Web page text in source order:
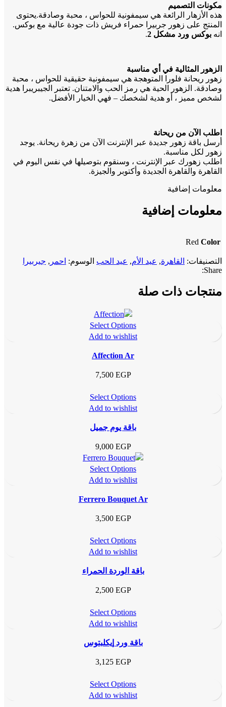
مكونات التصميم
هذه الأزهار الرائعة هي سيمفونية للحواس ، محبة وصادقة.يحتوى
المنتج على زهور جربيرا حمراء فريش ذات جودة عالية مع بوكس.
انه بوكس ورد مشكل 2 .
الزهور المثالية في أي مناسبة
زهور ريحانة فلورا المتوهجة هي سيمفونية حقيقية للحواس ، محبة
وصادقة. الزهور الحية هي رمز الحب والامتنان. تعتبر الجيبريبرا هدية
لشخص مميز ، أو هدية لشخصك – فهي الخيار الأفضل.
اطلب الآن من ريحانة
أرسل باقة زهور جديدة عبر الإنترنت الآن من زهرة ريحانة. يوجد
زهور لكل مناسبة.
اطلب زهورك عبر الإنترنت ، وسنقوم بتوصيلها في نفس اليوم في
القاهرة والقاهرة الجديدة وأكتوبر والجيزة.
معلومات إضافية
معلومات إضافية
Color
Red
التصنيفات: القاهرة, عيد الأم, عيد الحب الوسوم: احمر , جيربيرا
Share:
منتجات ذات صلة
Select Options
Add to wishlist
Affection Ar
7,500 EGP
Select Options
Add to wishlist
باقة يوم جميل
9,000 EGP
Select Options
Add to wishlist
Ferrero Bouquet Ar
3,500 EGP
Select Options
Add to wishlist
باقة الوردة الحمراء
2,500 EGP
Select Options
Add to wishlist
باقة ورد إيكلبتوس
3,125 EGP
Select Options
Add to wishlist